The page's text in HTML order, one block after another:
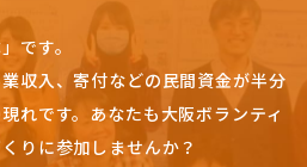
です。
収入、寄付などの民間資金が半分
れです。 あなたも大阪ボランティ
りに参加しませんか？